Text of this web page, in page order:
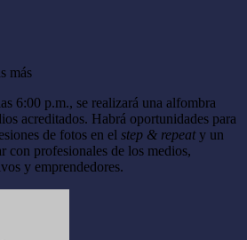
más
6:00 p.m., se realizará una alfombra
acreditados. Habrá oportunidades para
de fotos en el step & repeaty un
con profesionales de los medios,
y emprendedores.